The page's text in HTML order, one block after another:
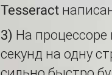
Tesseract
3) На
секунд на одну